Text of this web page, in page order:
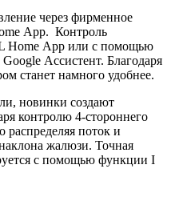
через фирменное
App. Контроль
Home App или с помощью
Ассистент. Благодаря
станет намного удобнее.
новинки создают
контролю 4-стороннего
распределяя поток и
жалюзи. Точная
с помощью функции I